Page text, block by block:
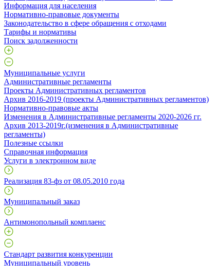
Информация для населения
Нормативно-правовые документы
Законодательство в сфере обращения с отходами
Тарифы и нормативы
Поиск задолженности
Муниципальные услуги
Административные регламенты
Проекты Административных регламентов
Архив 2016-2019 (проекты Административных регламентов)
Нормативно-правовые акты
Изменения в Административные регламенты 2020-2026 гг.
Архив 2013-2019г.(изменения в Административные
регламенты)
Полезные ссылки
Справочная информация
Услуги в электронном виде
Реализация 83-фз от 08.05.2010 года
Муниципальный заказ
Антимонопольный комплаенс
Стандарт развития конкуренции
Муниципальный уровень